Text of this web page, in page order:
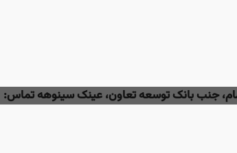
بانک توسعه تعاون، عینک سینوهه تماس: 02636203541